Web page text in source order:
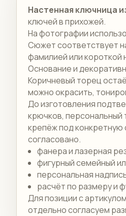
Настенная ключница
ключей в прихожей.
На фотографии
Сюжет соответствует
фамилией или короткой
Основание и
Коричневый торец
можно окрасить,
До изготовления
крючков, персональный
крепёж под конкретную
согласовано.
фанера и лазерная
фигурный семейный
персональная
расчёт по размеру и
Для позиции с
отдельно согласуем